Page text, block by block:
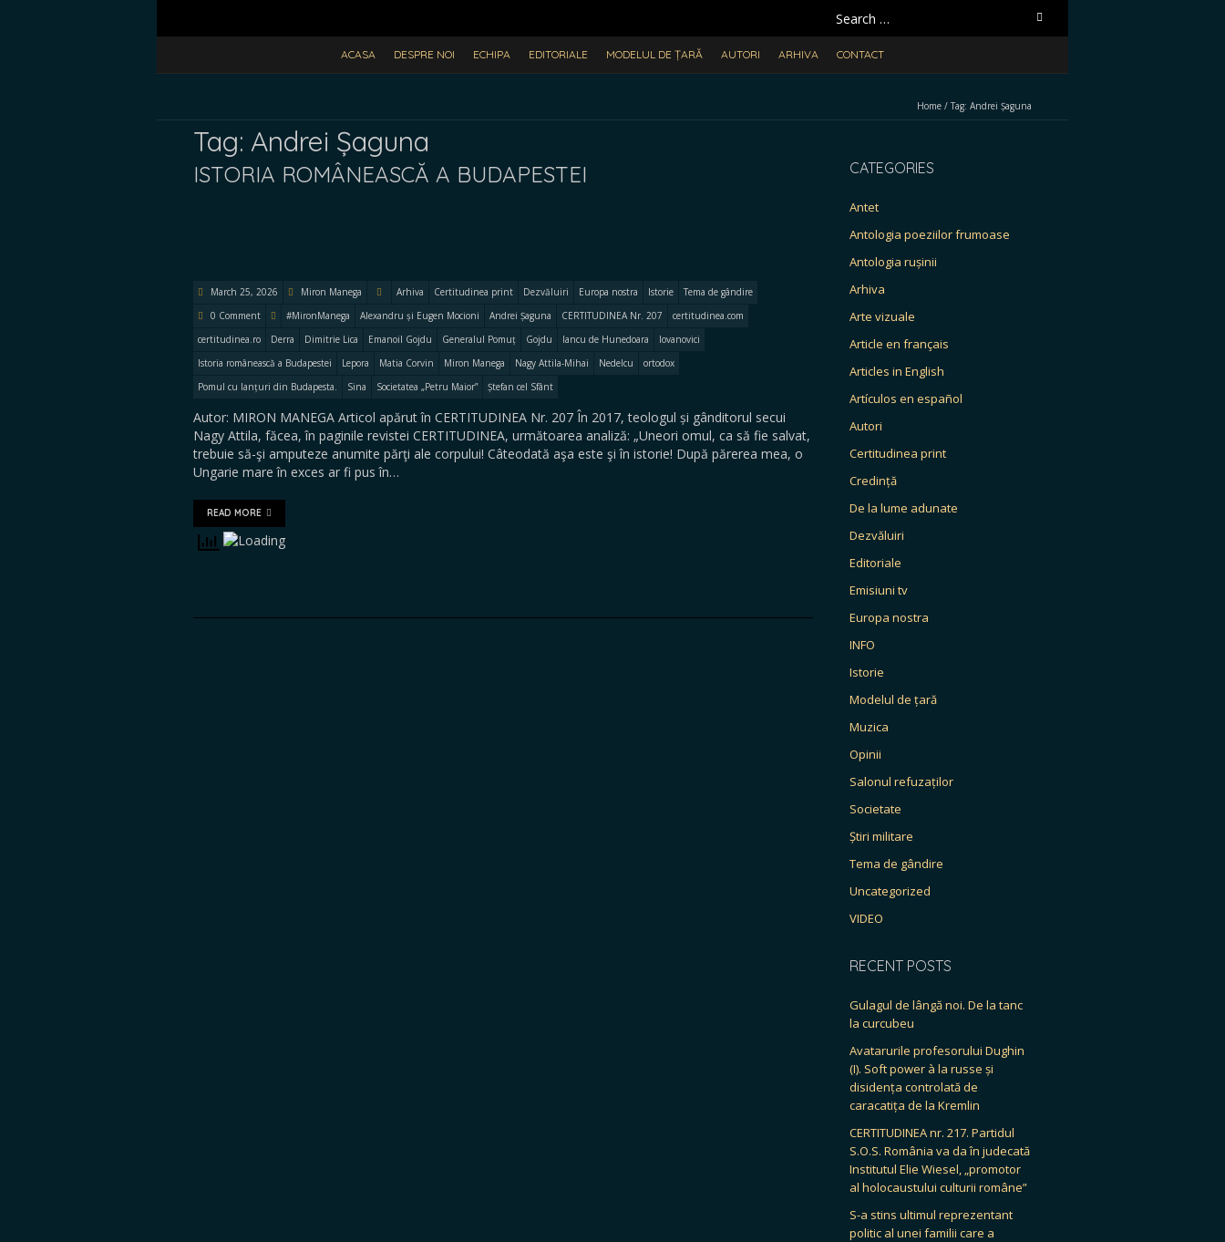
Search
for:
ACASA DESPRE NOI ECHIPA EDITORIALE MODELUL DE ȚARĂ AUTORI ARHIVA CONTACT
Home / Tag: Andrei Șaguna
Tag: Andrei Șaguna
ISTORIA ROMÂNEASCĂ A BUDAPESTEI
March 25, 2026 Miron Manega Arhiva Certitudinea print Dezvăluiri Europa nostra Istorie
Tema de gândire
0 Comment
#MironManega Alexandru și Eugen Mocioni Andrei Șaguna CERTITUDINEA Nr. 207
certitudinea.com
certitudinea.ro
Derra Dimitrie Lica Emanoil Gojdu Generalul Pomuț Gojdu Iancu de Hunedoara
Iovanovici
Istoria românească a Budapestei
Lepora Matia Corvin Miron Manega Nagy Attila-Mihai Nedelcu
ortodox
Pomul cu lanțuri din Budapesta.
Sina Societatea „Petru Maior” Ștefan cel Sfânt
Autor: MIRON MANEGA Articol apărut în CERTITUDINEA Nr. 207 În 2017, teologul și gânditorul secui
Nagy Attila, făcea, în paginile revistei CERTITUDINEA, următoarea analiză: „Uneori omul, ca să fie salvat,
trebuie să-şi amputeze anumite părţi ale corpului! Câteodată aşa este şi în istorie! După părerea mea, o
Ungarie mare în exces ar fi pus în…
READ MORE
CATEGORIES
Antet
Antologia poeziilor frumoase
Antologia rușinii
Arhiva
Arte vizuale
Article en français
Articles in English
Artículos en español
Autori
Certitudinea print
Credință
De la lume adunate
Dezvăluiri
Editoriale
Emisiuni tv
Europa nostra
INFO
Istorie
Modelul de țară
Muzica
Opinii
Salonul refuzaților
Societate
Știri militare
Tema de gândire
Uncategorized
VIDEO
RECENT POSTS
Gulagul de lângă noi. De la tanc
la curcubeu
Avatarurile profesorului Dughin
(I). Soft power à la russe și
disidența controlată de
caracatița de la Kremlin
CERTITUDINEA nr. 217. Partidul
S.O.S. România va da în judecată
Institutul Elie Wiesel, „promotor
al holocaustului culturii române”
S-a stins ultimul reprezentant
politic al unei familii care a